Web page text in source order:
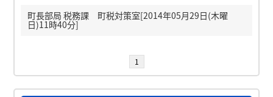
町長部局 税務課 町税対策室[2014年05月29日(木曜
日)11時40分]
1